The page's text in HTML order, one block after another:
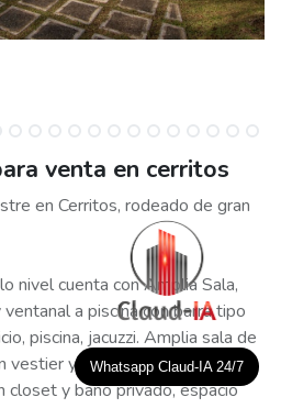
venta en cerritos
en Cerritos, rodeado de gran
nivel cuenta con Amplia Sala,
a piscina con barra tipo
piscina, jacuzzi. Amplia sala de
vestier y baño privado, dos
closet y baño privado, espacio
Whatsapp Claud-IA 24/7